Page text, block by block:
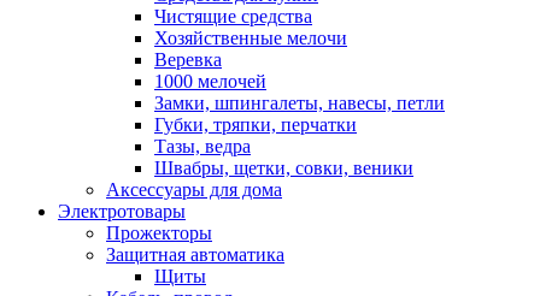
Чистящие средства
Хозяйственные мелочи
Веревка
1000 мелочей
Замки, шпингалеты, навесы, петли
Губки, тряпки, перчатки
Тазы, ведра
Швабры, щетки, совки, веники
Аксессуары для дома
Электротовары
Прожекторы
Защитная автоматика
Щиты